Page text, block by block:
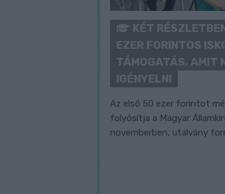
KÉT
EZER FORINTOS
TÁMOGATÁS, AMIT
IGÉNYELNI
Az első 50 ezer forintot
folyósítja a Magyar
novemberben, utalvány